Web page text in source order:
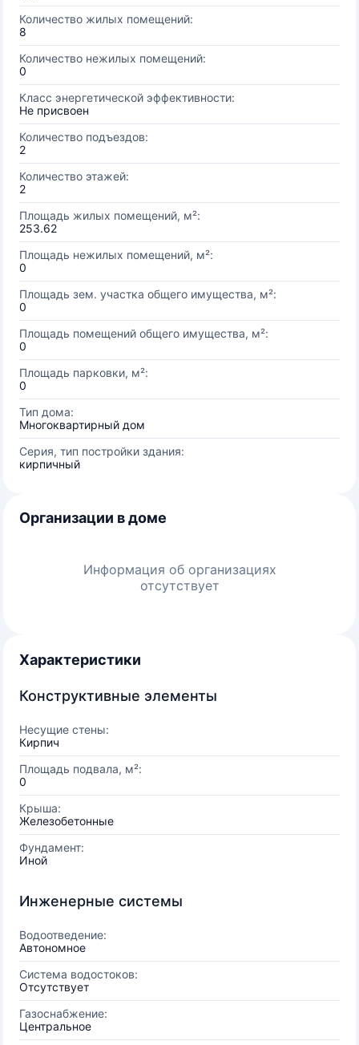
Количество жилых помещений:
8
Количество нежилых помещений:
0
Класс энергетической эффективности:
Не присвоен
Количество подъездов:
2
Количество этажей:
2
Площадь жилых помещений, м²:
253.62
Площадь нежилых помещений, м²:
0
Площадь зем. участка общего имущества, м²:
0
Площадь помещений общего имущества, м²:
0
Площадь парковки, м²:
0
Тип дома:
Многоквартирный дом
Серия, тип постройки здания:
кирпичный
Организации в доме
Информация об организациях
отсутствует
Характеристики
Конструктивные элементы
Несущие стены:
Кирпич
Площадь подвала, м²:
0
Крыша:
Железобетонные
Фундамент:
Иной
Инженерные системы
Водоотведение:
Автономное
Система водостоков:
Отсутствует
Газоснабжение:
Центральное